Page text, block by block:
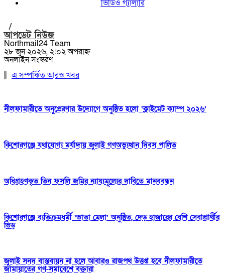
ভিডিও গ্যালারি
/
আপডেট নিউজ
Northmail24 Team
২৮ জুন ২০২৬, ২:০২ অপরাহ্ন
অনলাইন সংস্করণ
এ সম্পর্কিত আরও খবর
নীলফামারীতে অনুপ্রেরণার উদ্যোগে অনুষ্ঠিত হলো ‘ক্লাইমেট ক্যাম্প ২০২৬’
কিশোরগঞ্জে যথাযোগ্য মর্যাদায় জুলাই গণঅভ্যুত্থান দিবস পালিত
অধিগ্রহণকৃত তিন ফসলি জমির ন্যায্যমূল্যের দাবিতে মানববন্ধন
কিশোরগঞ্জে ব্যতিক্রমধর্মী ‘ভাতা মেলা’ অনুষ্ঠিত, দেড় হাজারের বেশি সেবাপ্রার্থীর
ভিড়
জুলাই সনদ বাস্তবায়ন না হলে আবারও রাজপথ উত্তপ্ত হবে নীলফামারীতে
জামায়াতের গণ-সমাবেশে বক্তারা